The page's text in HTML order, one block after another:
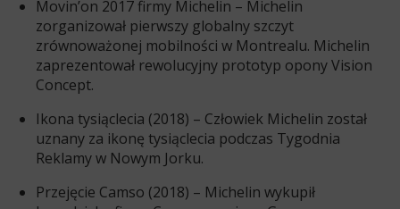
Movin’on 2017 firmy Michelin – Michelin
zorganizował pierwszy globalny szczyt
zrównoważonej mobilności w Montrealu. Michelin
zaprezentował rewolucyjny prototyp opony Vision
Concept.
Ikona tysiąclecia (2018) – Człowiek Michelin został
uznany za ikonę tysiąclecia podczas Tygodnia
Reklamy w Nowym Jorku.
Przejęcie Camso (2018) – Michelin wykupił